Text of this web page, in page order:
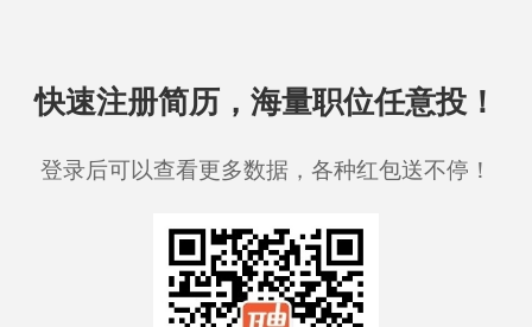
快速注册简历，海量职位任意投！
登录后可以查看更多数据，各种红包送不停！